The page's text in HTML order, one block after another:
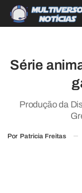
Série
Produção da
Por Patricia Freitas